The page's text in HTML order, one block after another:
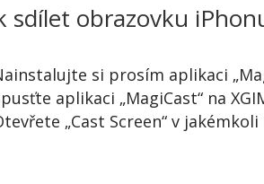
sdílet obrazovku
si prosím aplikaci
aplikaci „MagiCast“ na
„Cast Screen“ v